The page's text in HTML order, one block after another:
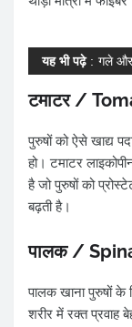
यह भी पढ़े: गले और
टमाटर /
पुरुषों को ऐसे खाद्य
हो। टमाटर
है जो पुरुषों को
बढ़ती है।
पालक /
पालक खाना पुरुषों के
शरीर में रक्त प्रवाह